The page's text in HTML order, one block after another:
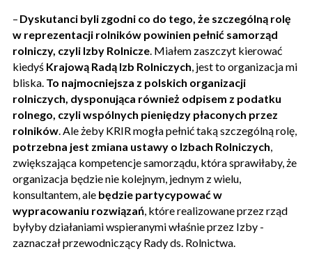
– Dyskutanci byli zgodni co do tego, że szczególną rolę
w reprezentacji rolników powinien pełnić samorząd
rolniczy, czyli Izby Rolnicze. Miałem zaszczyt kierować
kiedyś Krajową Radą Izb Rolniczych, jest to organizacja mi
bliska. To najmocniejsza z polskich organizacji
rolniczych, dysponująca również odpisem z podatku
rolnego, czyli wspólnych pieniędzy płaconych przez
rolników. Ale żeby KRIR mogła pełnić taką szczególną rolę,
potrzebna jest zmiana ustawy o Izbach Rolniczych,
zwiększająca kompetencje samorządu, która sprawiłaby, że
organizacja będzie nie kolejnym, jednym z wielu,
konsultantem, ale będzie partycypować w
wypracowaniu rozwiązań, które realizowane przez rząd
byłyby działaniami wspieranymi właśnie przez Izby -
zaznaczał przewodniczący Rady ds. Rolnictwa.